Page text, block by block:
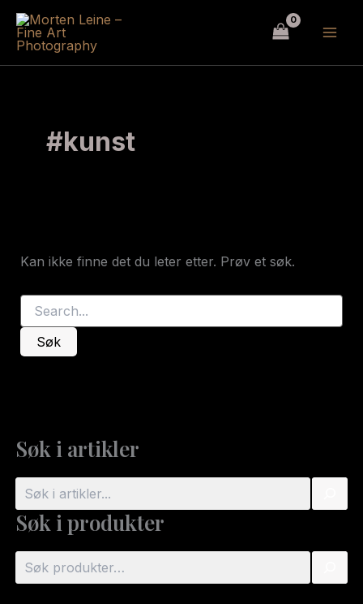
Hopp
rett
#kunst
Kan ikke finne det du leter etter. Prøv et søk.
Søk
etter:
Søk i artikler
S
k
Søk i produkter
S